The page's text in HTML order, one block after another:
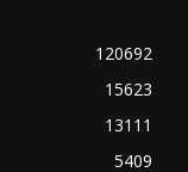
120692
15623
13111
5409